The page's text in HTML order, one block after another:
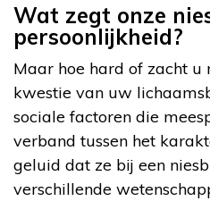
Wat zegt onze
persoonlijkheid?
Maar hoe hard of zacht u
kwestie van uw
sociale factoren die
verband tussen het
geluid dat ze bij een
verschillende